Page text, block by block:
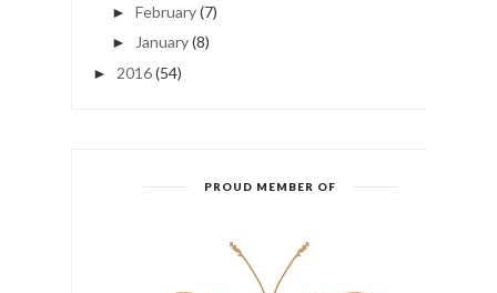
► February(7)
► January(8)
► 2016(54)
PROUD MEMBER OF